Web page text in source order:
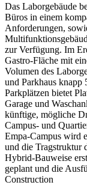
Das Laborgebäude
Büros in einem
Anforderungen,
zur Verfügung. Im
Gastro-Fläche mit
Volumen des
und Parkhaus knapp
Parkplätzen bietet
Garage und
künftige, mögliche
Campus- und
Empa-Campus wird
und die Tragstruktur
Hybrid-Bauweise
geplant und die
Construction